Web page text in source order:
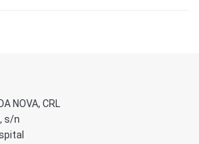
NOVA, CRL
s/n